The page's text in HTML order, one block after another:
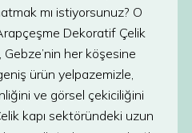
mı istiyorsunuz? O
Dekoratif Çelik
Gebze’nin her köşesine
ürün yelpazemizle,
ve görsel çekiciliğini
kapı sektöründeki uzun